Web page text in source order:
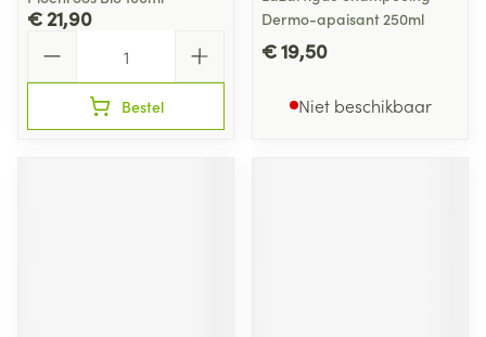
€ 21,90
Bestel
Dermo-apaisant 250ml
€ 19,50
Niet beschikbaar